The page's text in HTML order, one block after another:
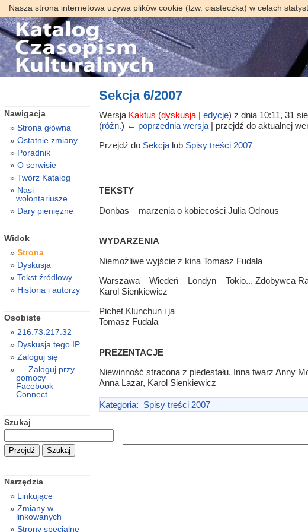
Nasza strona internetowa używa plików cookie (tzw. ciasteczka) w celach
Sekcja 6/2007
Wersja Kaktus (dyskusja| edycje) z dnia 10:11, 31
(różn.) ← poprzednia wersja| przejdź do aktualnej
Przejdź do Sekcja lub Spisy treści 2007
TEKSTY
Donbas – marzenia o kobiecości Julia Odnous
WYDARZENIA
Niemożliwe wyjście z kina Tomasz Fudala
Warszawa – Wiedeń – Londyn – Tokio... Zdobywca
Karol Sienkiewicz
Pichet Klunchun i ja
Tomasz Fudala
PREZENTACJE
Niewinność stracona z piedestału. Inna twarz Anny
Anna Lazar, Karol Sienkiewicz
Kategoria: Spisy treści 2007
Nawigacja
Strona główna
Ostatnie zmiany
Poradnik
O serwisie
Twórz Katalog
Nasi
wolontariusze
Dary pieniężne
Widok
Strona
Dyskusja
Tekst źródłowy
Historia i autorzy
Osobiste
216.73.217.32
Dyskusja tego IP
Zaloguj się
Zaloguj przy
pomocy
Facebook
Connect
Szukaj
Narzędzia
Linkujące
Zmiany w
linkowanych
Strony specjalne